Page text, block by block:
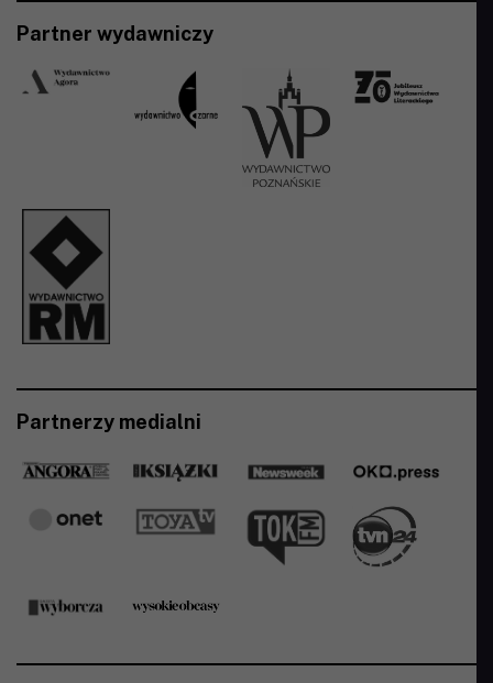
Partner wydawniczy
Partnerzy medialni